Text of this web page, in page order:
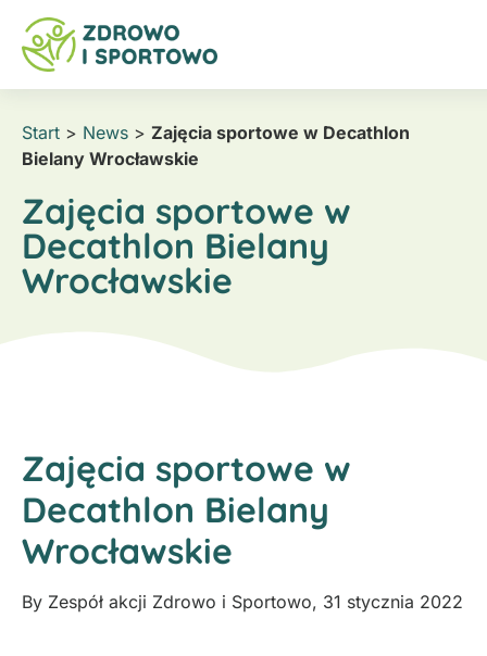
Start > News > Zajęcia sportowe w Decathlon
Bielany Wrocławskie
Zajęcia sportowe w
Decathlon Bielany
Wrocławskie
Zajęcia sportowe w
Decathlon Bielany
Wrocławskie
By Zespół akcji Zdrowo i Sportowo, 31 stycznia 2022